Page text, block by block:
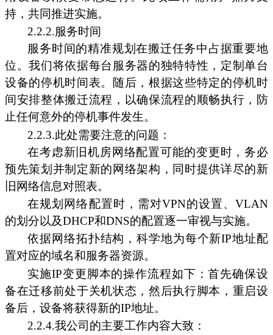
持，共同推进实施。
2.2.2.服务时间
服务时间的精准规划在搬迁任务中占据重要地
位。我们将依据每台服务器的独特特性，定制单台
设备的停机时间表。随后，根据这些特定的停机时
间安排整体搬迁流程，以确保流程的顺畅执行，防
止任何意外的停机事件发生。
2.2.3.此处需要注意的问题：
在考虑新旧机房网络配置可能的变更时，务必
预先策划并制定新的网络架构，同时提供详尽的新
旧网络信息对照表。
在规划网络配置时，需对VPN的设置、VLAN
的划分以及DHCP和DNS的配置逐一审视与实施。
依据网络拓扑结构，科学地为每个新IP地址配
置对应的域名和服务器资源。
实施IP变更脚本的操作流程如下：首先确保设
备在迁移前处于关机状态，然后执行脚本，重启设
备后，设备将获得新的IP地址。
2.2.4.我公司的主要工作内容大致：